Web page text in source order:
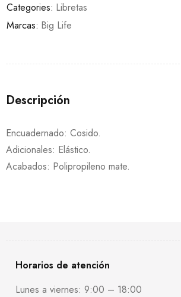
Categories: Libretas
Marcas: Big Life
Descripción
Encuadernado: Cosido.
Adicionales: Elástico.
Acabados: Polipropileno mate.
Horarios de atención
Lunes a viernes: 9:00 – 18:00